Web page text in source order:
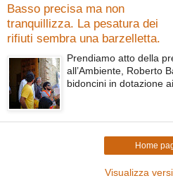
Basso precisa ma non
tranquillizza. La pesatura dei
rifiuti sembra una barzelletta.
Prendiamo atto della
all’Ambiente, Roberto
bidoncini in dotazione
Home
Visualizza